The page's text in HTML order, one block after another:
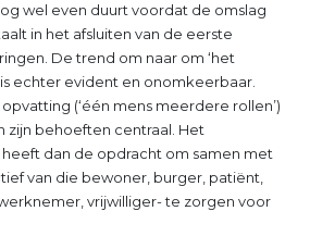
wel even duurt voordat de omslag
in het afsluiten van de eerste
De trend om naar om ‘het
echter evident en onomkeerbaar.
(‘één mens meerdere rollen’)
zijn behoeften centraal. Het
dan de opdracht om samen met
van die bewoner, burger, patiënt,
vrijwilliger- te zorgen voor